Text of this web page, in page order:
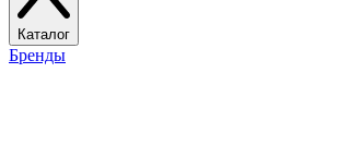
Каталог
Бренды